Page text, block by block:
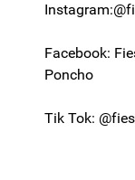
Facebook:
Poncho
Tik Tok: